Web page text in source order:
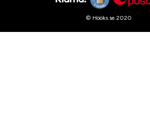
© Hööks.se 2020